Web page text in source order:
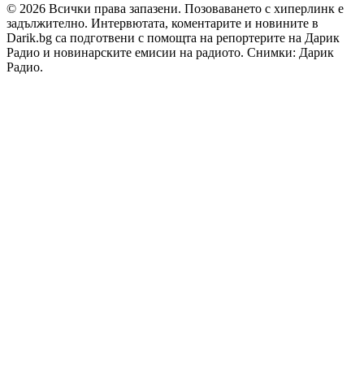
© 2026 Всички права запазени. Позоваването с хиперлинк е
задължително. Интервютата, коментарите и новините в
Darik.bg са подготвени с помощта на репортерите на Дарик
Радио и новинарските емисии на радиото. Снимки: Дарик
Радио.